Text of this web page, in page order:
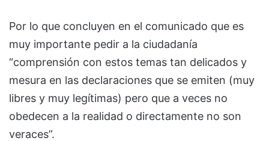
Por lo que concluyen en el comunicado que es
muy importante pedir a la ciudadanía
“comprensión con estos temas tan delicados y
mesura en las declaraciones que se emiten (muy
libres y muy legítimas) pero que a veces no
obedecen a la realidad o directamente no son
veraces”.